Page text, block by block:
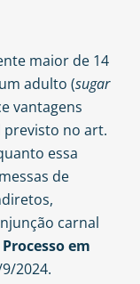
maior de 14
adulto (sugar
vantagens
previsto no art.
essa
de
carnal
Processo em
2024.